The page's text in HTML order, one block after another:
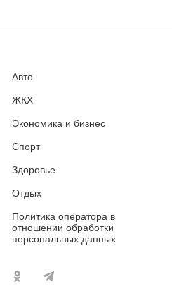
Авто
ЖКХ
Экономика и бизнес
Спорт
Здоровье
Отдых
Политика оператора в
отношении обработки
персональных данных